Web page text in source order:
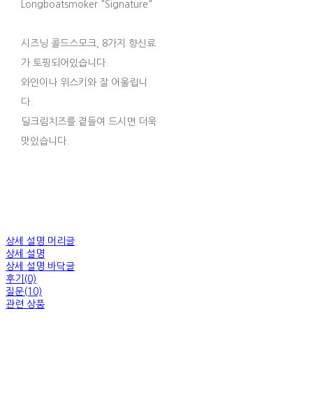
Longboatsmoker "Signature"
시즈닝 콜드스모크, 8가지 향신료
가 토핑되어있습니다.
와인이나 위스키와 잘 어울립니
다.
딜크림치즈를 곁들여 드시면 더욱
맛있습니다.
상세 설명 머리글
상세 설명
상세 설명 바닥글
후기(0)
질문(10)
관련 상품